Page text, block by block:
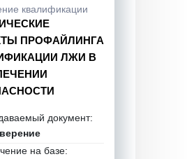
квалификации
ПРОФАЙЛИНГА
ЛЖИ В
документ:
на базе: